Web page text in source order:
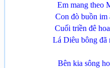
Em mang theo
Con đò buồn im
Cuối triền đê
Lá Diêu bông đã
Bên kia sông